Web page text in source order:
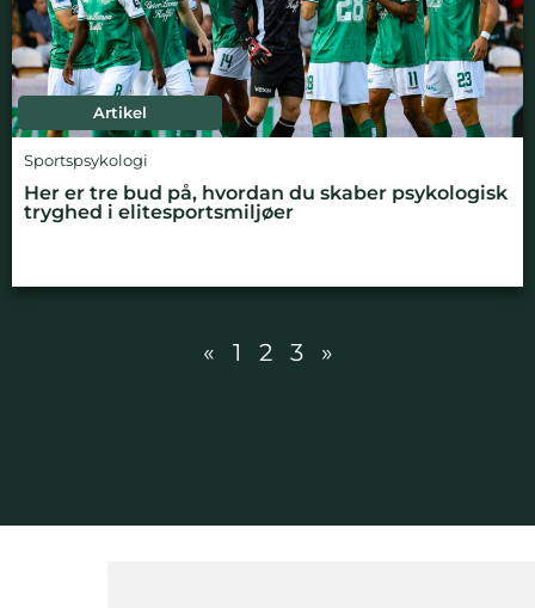
Artikel
Sportspsykologi
Her er tre bud på, hvordan du skaber psykologisk
tryghed i elitesportsmiljøer
« 1 2 3 »